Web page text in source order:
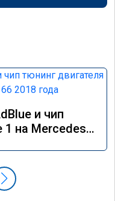
и чип
1 на Mercedes